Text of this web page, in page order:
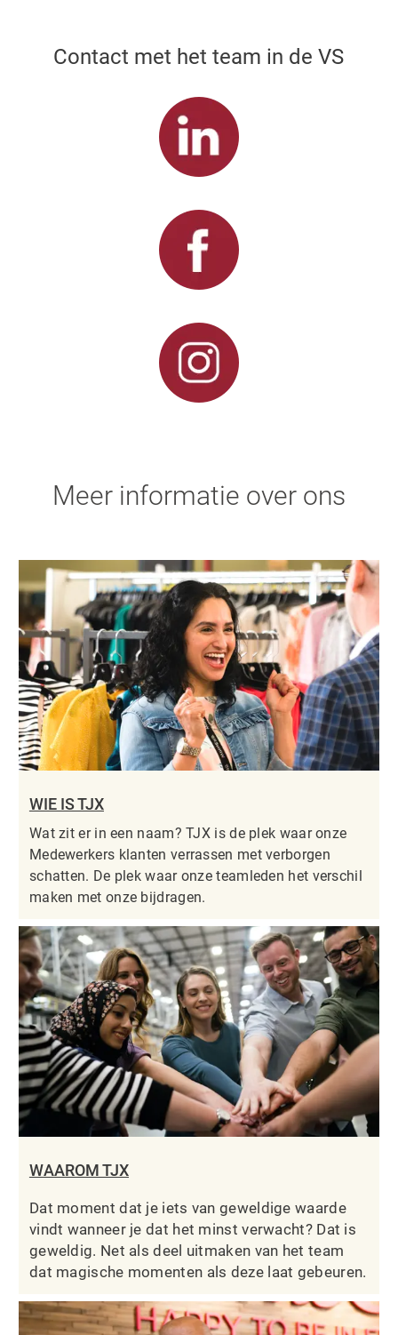
Contact met het team in de VS
Meer informatie over ons
WIE IS TJX
Wat zit er in een naam? TJX is de plek waar onze
Medewerkers klanten verrassen met verborgen
schatten. De plek waar onze teamleden het verschil
maken met onze bijdragen.
WAAROM TJX
Dat moment dat je iets van geweldige waarde
vindt wanneer je dat het minst verwacht? Dat is
geweldig. Net als deel uitmaken van het team
dat magische momenten als deze laat gebeuren.